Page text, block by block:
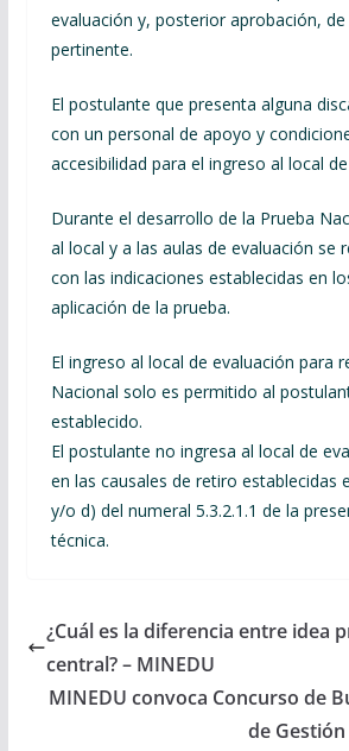
evaluación y, posterior aprobación,
pertinente.
El postulante que presenta alguna
con un personal de apoyo y
accesibilidad para el ingreso al local
Durante el desarrollo de la Prueba
al local y a las aulas de evaluación se
con las indicaciones establecidas en
aplicación de la prueba.
El ingreso al local de evaluación para
Nacional solo es permitido al
establecido.
El postulante no ingresa al local de
en las causales de retiro establecidas
y/o d) del numeral 5.3.2.1.1 de la
técnica.
¿Cuál es la diferencia entre idea
central? – MINEDU
MINEDU convoca Concurso de
de